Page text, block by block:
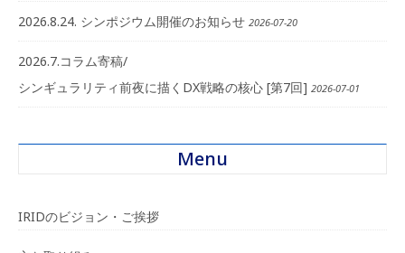
2026.8.24. シンポジウム開催のお知らせ 2026-07-20
2026.7.コラム寄稿/
シンギュラリティ前夜に描くDX戦略の核心 [第7回] 2026-07-01
Menu
IRIDのビジョン・ご挨拶